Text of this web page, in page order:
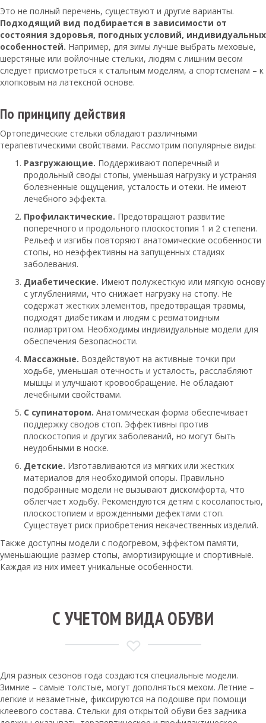
Это не полный перечень, существуют и другие варианты.
Подходящий вид подбирается в зависимости от
состояния здоровья, погодных условий, индивидуальных
особенностей. Например, для зимы лучше выбрать меховые,
шерстяные или войлочные стельки, людям с лишним весом
следует присмотреться к стальным моделям, а спортсменам – к
хлопковым на латексной основе.
По принципу действия
Ортопедические стельки обладают различными
терапевтическими свойствами. Рассмотрим популярные виды:
Разгружающие. Поддерживают поперечный и
продольный своды стопы, уменьшая нагрузку и устраняя
болезненные ощущения, усталость и отеки. Не имеют
лечебного эффекта.
Профилактические. Предотвращают развитие
поперечного и продольного плоскостопия 1 и 2 степени.
Рельеф и изгибы повторяют анатомические особенности
стопы, но неэффективны на запущенных стадиях
заболевания.
Диабетические. Имеют полужесткую или мягкую основу
с углублениями, что снижает нагрузку на стопу. Не
содержат жестких элементов, предотвращая травмы,
подходят диабетикам и людям с ревматоидным
полиартритом. Необходимы индивидуальные модели для
обеспечения безопасности.
Массажные. Воздействуют на активные точки при
ходьбе, уменьшая отечность и усталость, расслабляют
мышцы и улучшают кровообращение. Не обладают
лечебными свойствами.
С супинатором. Анатомическая форма обеспечивает
поддержку сводов стоп. Эффективны против
плоскостопия и других заболеваний, но могут быть
неудобными в носке.
Детские. Изготавливаются из мягких или жестких
материалов для необходимой опоры. Правильно
подобранные модели не вызывают дискомфорта, что
облегчает ходьбу. Рекомендуются детям с косолапостью,
плоскостопием и врожденными дефектами стоп.
Существует риск приобретения некачественных изделий.
Также доступны модели с подогревом, эффектом памяти,
уменьшающие размер стопы, амортизирующие и спортивные.
Каждая из них имеет уникальные особенности.
С УЧЕТОМ ВИДА ОБУВИ
Для разных сезонов года создаются специальные модели.
Зимние – самые толстые, могут дополняться мехом. Летние –
легкие и незаметные, фиксируются на подошве при помощи
клеевого состава. Стельки для открытой обуви без задника